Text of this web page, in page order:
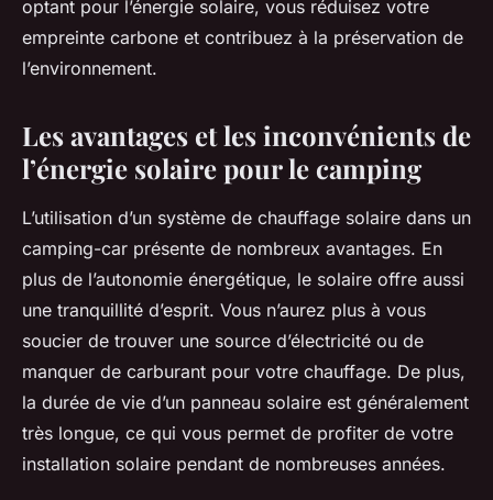
optant pour l’énergie solaire, vous réduisez votre
empreinte carbone et contribuez à la préservation de
l’environnement.
Les avantages et les inconvénients de
l’énergie solaire pour le camping
L’utilisation d’un système de chauffage solaire dans un
camping-car présente de nombreux avantages. En
plus de l’autonomie énergétique, le solaire offre aussi
une tranquillité d’esprit. Vous n’aurez plus à vous
soucier de trouver une source d’électricité ou de
manquer de carburant pour votre chauffage. De plus,
la durée de vie d’un panneau solaire est généralement
très longue, ce qui vous permet de profiter de votre
installation solaire pendant de nombreuses années.